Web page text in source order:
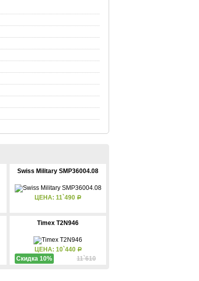
Swiss Military SMP36004.08
ЦЕНА: 11`490 Р
Timex T2N946
ЦЕНА: 10`440 Р
11`610
Скидка 10%